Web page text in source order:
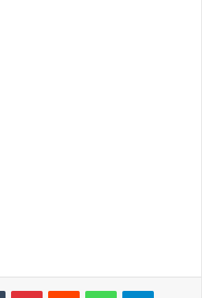
TumblrPinterestReddit WhatsApp